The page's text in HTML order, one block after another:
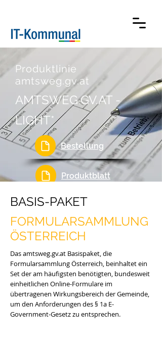
Produktlinie
amtsweg.gv.at
AMTSWEG.GV.AT -
LIGHT*
Bestellung
Produktblatt
BASIS-PAKET
FORMULARSAMMLUNG
ÖSTERREICH
Das amtsweg.gv.at Basispaket, die
Formularsammlung Österreich, beinhaltet ein
Set der am häufigsten benötigten, bundesweit
einheitlichen Online-Formulare im
übertragenen Wirkungsbereich der Gemeinde,
um den Anforderungen des § 1a E-
Government-Gesetz zu entsprechen.​